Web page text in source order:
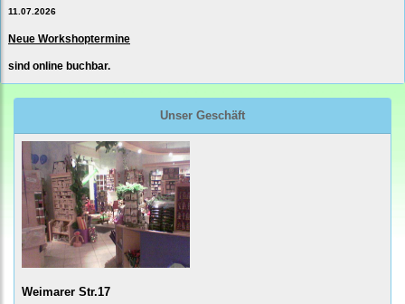
11.07.2026
Neue Workshoptermine
sind online buchbar.
Unser Geschäft
Weimarer Str.17